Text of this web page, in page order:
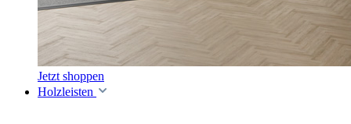
Jetzt shoppen
Holzleisten